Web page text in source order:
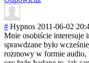
# Hypnos 2011-06-02
Mnie osobiście interesuje
sprawdzane było
rozmowy w formie audio,